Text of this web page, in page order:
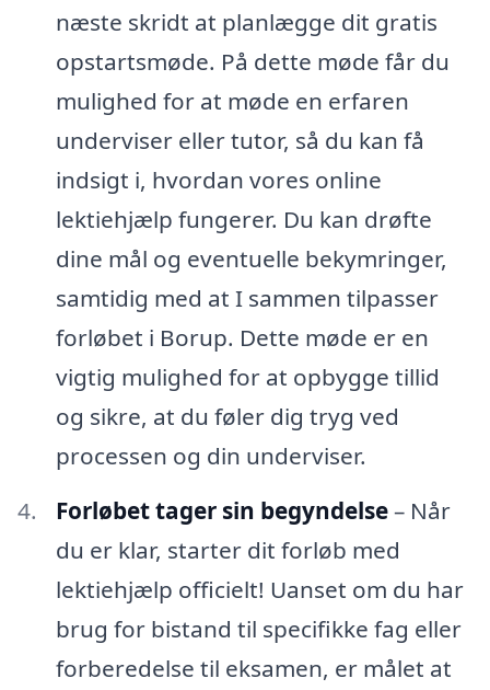
næste skridt at planlægge dit gratis
opstartsmøde. På dette møde får du
mulighed for at møde en erfaren
underviser eller tutor, så du kan få
indsigt i, hvordan vores online
lektiehjælp fungerer. Du kan drøfte
dine mål og eventuelle bekymringer,
samtidig med at I sammen tilpasser
forløbet i Borup. Dette møde er en
vigtig mulighed for at opbygge tillid
og sikre, at du føler dig tryg ved
processen og din underviser.
Forløbet tager sin begyndelse– Når
du er klar, starter dit forløb med
lektiehjælp officielt! Uanset om du har
brug for bistand til specifikke fag eller
forberedelse til eksamen, er målet at